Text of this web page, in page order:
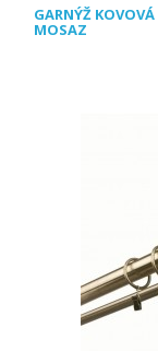
GARNÝŽ
MOSAZ